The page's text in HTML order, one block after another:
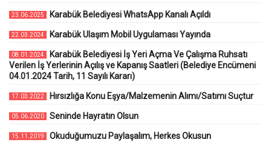
23.06.2025 Karabük Belediyesi WhatsApp Kanalı Açıldı
22.03.2024 Karabük Ulaşım Mobil Uygulaması Yayında
08.01.2024
Karabük Belediyesi İş Yeri Açma Ve Çalışma Ruhsatı
Verilen İş Yerlerinin Açılış ve Kapanış Saatleri (Belediye Encümeni
04.01.2024 Tarih, 11 Sayılı Kararı)
17.03.2022 Hırsızlığa Konu Eşya/Malzemenin Alımı/Satımı Suçtur
05.06.2020 Seninde Hayratın Olsun
15.11.2019 Okuduğumuzu Paylaşalım, Herkes Okusun